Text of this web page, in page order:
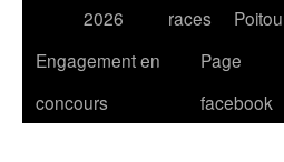
2026
races
Engagement en
concours
Page
facebook